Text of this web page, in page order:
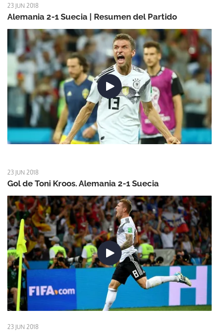
23 JUN 2018
Alemania 2-1 Suecia | Resumen del Partido
23 JUN 2018
Gol de Toni Kroos. Alemania 2-1 Suecia
23 JUN 2018